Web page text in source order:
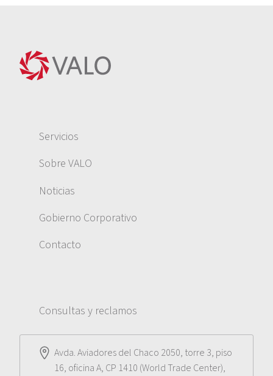
Servicios
Sobre VALO
Noticias
Gobierno Corporativo
Contacto
Consultas y reclamos
Avda. Aviadores del Chaco 2050, torre 3, piso
16, oficina A, CP 1410 (World Trade Center),